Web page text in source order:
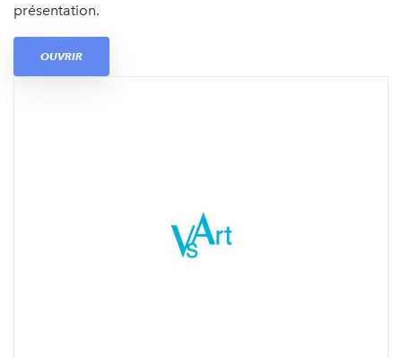
présentation.
OUVRIR